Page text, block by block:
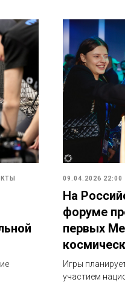
09.04.2026 22:00
На
форуме
первых
Игры
участием